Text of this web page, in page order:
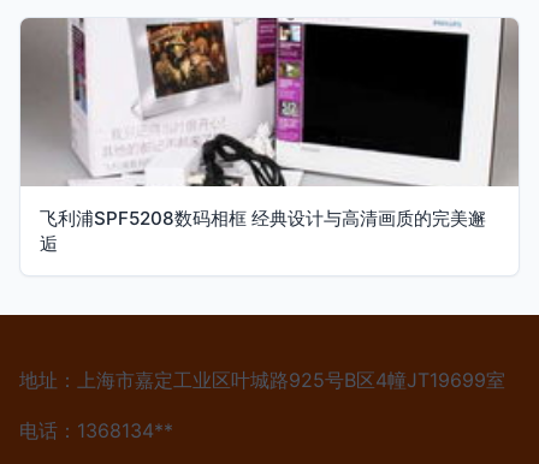
飞利浦SPF5208数码相框 经典设计与高清画质的完美邂
逅
地址：上海市嘉定工业区叶城路925号B区4幢JT19699室
电话：1368134**